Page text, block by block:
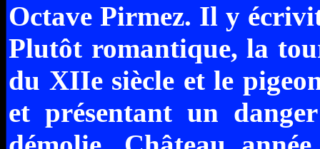
Octave Pirmez. Il y
Plutôt romantique, la
du XIIe siècle et le
et présentant un